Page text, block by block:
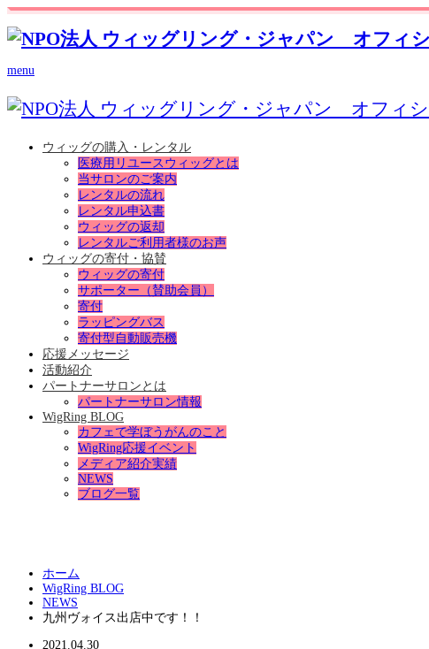
menu
ウィッグの購入・レンタル
医療用リユースウィッグとは
当サロンのご案内
レンタルの流れ
レンタル申込書
ウィッグの返却
レンタルご利用者様のお声
ウィッグの寄付・協賛
ウィッグの寄付
サポーター（賛助会員）
寄付
ラッピングバス
寄付型自動販売機
応援メッセージ
活動紹介
パートナーサロンとは
パートナーサロン情報
WigRing BLOG
カフェで学ぼうがんのこと
WigRing応援イベント
メディア紹介実績
NEWS
ブログ一覧
ホーム
WigRing BLOG
NEWS
九州ヴォイス出店中です！！
2021.04.30